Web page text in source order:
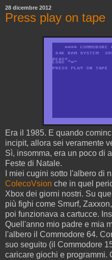
28 dicembre 2012
Press play on tape
Era il 1985. E quando
incipit, allora sei veramente
Sì, insomma, era un poco di
Feste di Natale.
I miei cugini sotto l'albero di
ColecoVsion che in quel
Xbox dei giorni nostri. Su
più fighi come Smurf,
poi funzionava a cartucce.
Quell'anno mio padre e mia
l'albero il Commodore 64.
suo seguito (il Commodore
caricare giochi e programmi.